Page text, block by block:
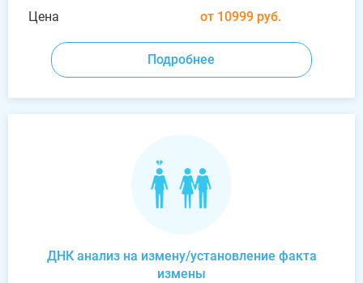
Цена
от 10999 руб.
Подробнее
ДНК анализ на измену/установление факта
измены